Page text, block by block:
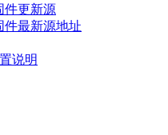
件更新源
件最新源地址
说明